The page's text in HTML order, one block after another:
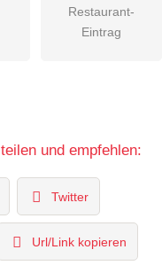
Restaurant-
Eintrag
teilen und empfehlen:
Twitter
Url/Link kopieren